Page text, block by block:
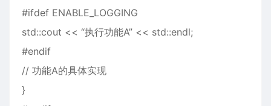
#ifdef ENABLE_LOGGING
std::cout << “执行功能A” << std::endl;
#endif
// 功能A的具体实现
}